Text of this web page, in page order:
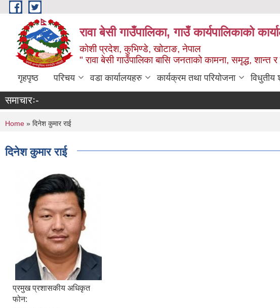
Skip to main content
रावा बेसी गाउँपालिका, गाउँ कार्यपालिकाको
कोशी प्रदेश, कुभिण्डे, खोटाङ, नेपाल
" रावा बेसी गाउँपालिका बासि जनताको कामना, समृद्ध, शान्त र
गृहपृष्ठ परिचय वडा कार्यालयहरु कार्यक्रम तथा परियोजना विधुतीय
समाचारः-
You are here
Home » दिनेश कुमार राई
दिनेश कुमार राई
प्रमुख प्रशासकीय अधिकृत
फोन: